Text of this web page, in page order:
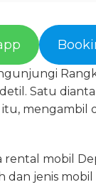
Satu
mengambil
rental mobil
dan jenis